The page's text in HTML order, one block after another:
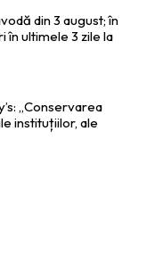
din 3 august; în
în ultimele 3 zile la
„Conservarea
instituțiilor, ale